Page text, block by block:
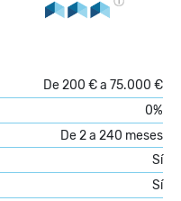
De 200 € a 75.000 €
0%
De 2 a 240 meses
Sí
Sí